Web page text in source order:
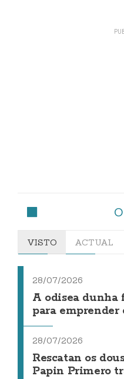
VISTO ACTUAL
28/07/2026
A odisea dunha
para emprender
28/07/2026
Rescatan os
Papin Primero